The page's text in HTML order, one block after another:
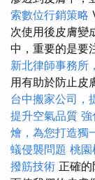
索數位行銷策略
次使用後皮膚變
中，重要的是要
新北律師事務所
用有助於防止皮
台中搬家公司，
提升空氣品質 強
燴，為您打造獨
蟻侵襲問題 桃園
撥筋技術 正確